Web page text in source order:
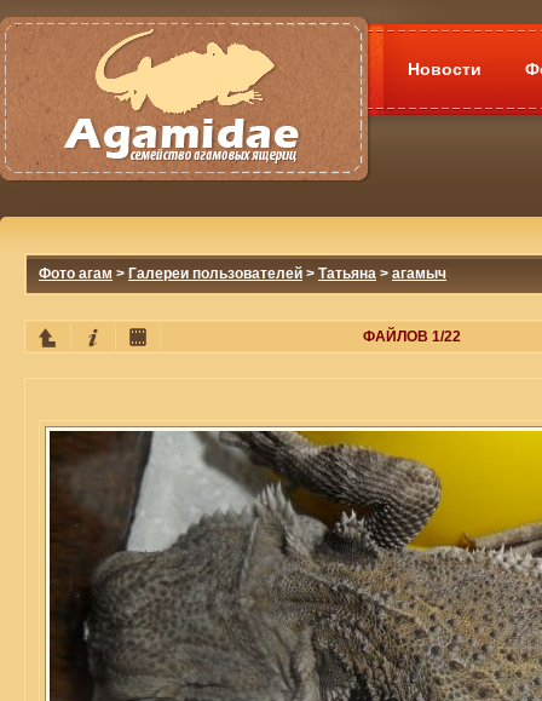
Новости
Фото агам > Галереи пользователей > Татьяна > агамыч
ФАЙЛОВ 1/22